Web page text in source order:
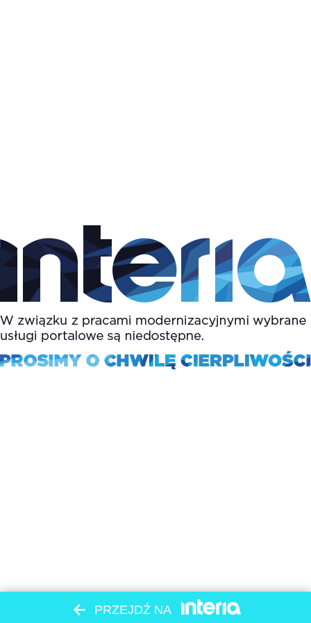
PRZEJDŹ NA